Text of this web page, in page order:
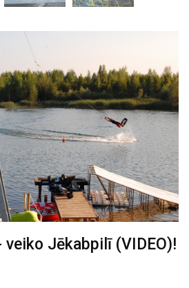
veiko Jēkabpilī (VIDEO)!